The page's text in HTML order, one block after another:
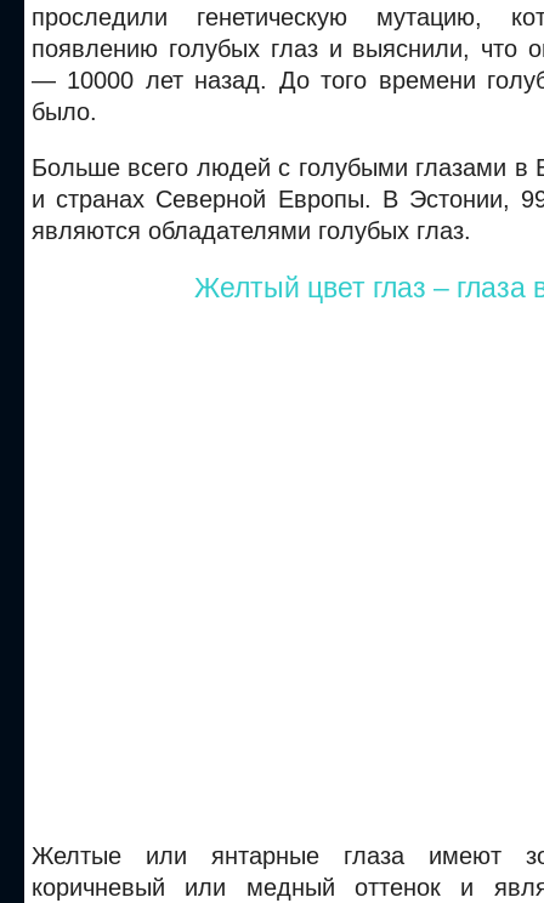
проследили генетическую мутацию,
появлению голубых глаз и выяснили, что
— 10000 лет назад. До того времени
было.
Больше всего людей с голубыми глазами в
и странах Северной Европы. В Эстонии,
являются обладателями голубых глаз.
Желтый цвет глаз – глаза
Желтые или янтарные глаза имеют
коричневый или медный оттенок и